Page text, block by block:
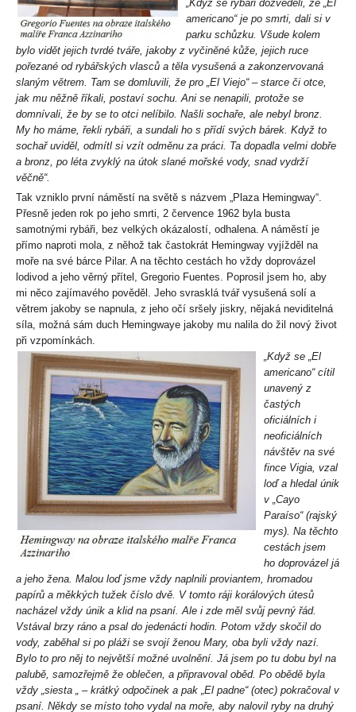
„Když se rybáři dozvěděli, že „El
americano“ je po smrti, dali si v
parku schůzku. Všude kolem
bylo vidět jejich tvrdé tváře, jakoby z vyčiněné kůže, jejich ruce
pořezané od rybářských vlasců a těla vysušená a zakonzervovaná
slaným větrem. Tam se domluvili, že pro „El Viejo“ – starce či otce,
jak mu něžně říkali, postaví sochu. Ani se nenapili, protože se
domnívali, že by se to otci nelíbilo. Našli sochaře, ale nebyl bronz.
My ho máme, řekli rybáři, a sundali ho s přídí svých bárek. Když to
sochař uviděl, odmítl si vzít odměnu za práci. Ta dopadla velmi dobře
a bronz, po léta zvyklý na útok slané mořské vody, snad vydrží
věčně“.
Tak vzniklo první náměstí na světě s názvem „Plaza Hemingway“.
Přesně jeden rok po jeho smrti, 2 července 1962 byla busta
samotnými rybáři, bez velkých okázalostí, odhalena. A náměstí je
přímo naproti mola, z něhož tak častokrát Hemingway vyjížděl na
moře na své bárce Pilar. A na těchto cestách ho vždy doprovázel
lodivod a jeho věrný přítel, Gregorio Fuentes. Poprosil jsem ho, aby
mi něco zajímavého pověděl. Jeho svrasklá tvář vysušená solí a
větrem jakoby se napnula, z jeho očí sršely jiskry, nějaká neviditelná
síla, možná sám duch Hemingwaye jakoby mu nalila do žil nový život
při vzpomínkách.
„Když se „El
americano“ cítil
unavený z
častých
oficiálních i
neoficiálních
návštěv na své
fince Vigia, vzal
loď a hledal únik
v „Cayo
Paraíso“ (rajský
mys). Na těchto
cestách jsem
ho doprovázel já
a jeho žena. Malou loď jsme vždy naplnili proviantem, hromadou
papírů a měkkých tužek číslo dvě. V tomto ráji korálových útesů
nacházel vždy únik a klid na psaní. Ale i zde měl svůj pevný řád.
Vstával brzy ráno a psal do jedenácti hodin. Potom vždy skočil do
vody, zaběhal si po pláži se svojí ženou Mary, oba byli vždy nazí.
Bylo to pro něj to největší možné uvolnění. Já jsem po tu dobu byl na
palubě, samozřejmě že oblečen, a připravoval oběd. Po obědě byla
vždy „siesta „ – krátký odpočinek a pak „El padne“ (otec) pokračoval v
psaní. Někdy se místo toho vydal na moře, aby nalovil ryby na druhý